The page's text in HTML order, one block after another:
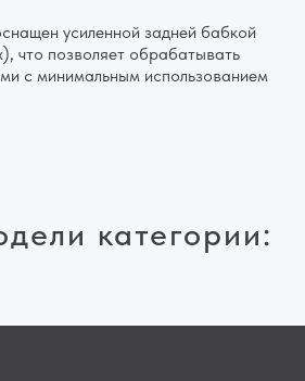
усиленной задней бабкой
что позволяет обрабатывать
с минимальным использованием
категории: